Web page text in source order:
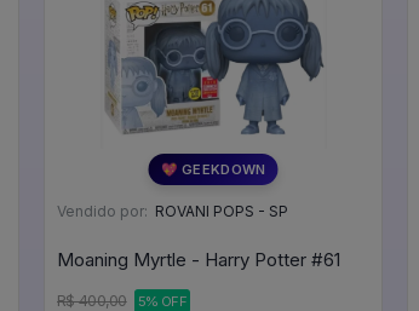
💖 GEEKDOWN
Vendido por: ROVANI POPS - SP
Moaning Myrtle - Harry Potter #61
R$ 400,00 5% OFF